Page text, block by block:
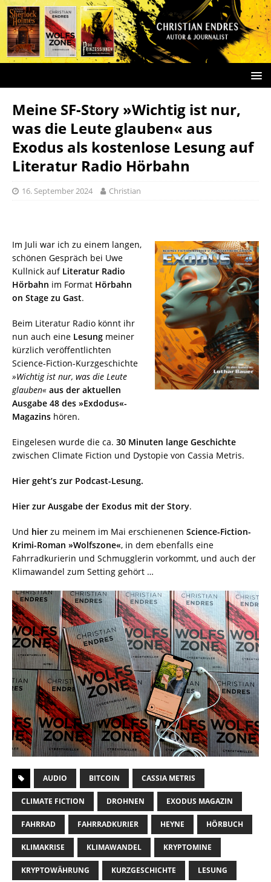
Meine SF-Story »Wichtig ist nur,
was die Leute glauben« aus
Exodus als kostenlose Lesung auf
Literatur Radio Hörbahn
16. September 2024 Christian
Im Juli war ich zu einem langen,
schönen Gespräch bei Uwe
Kullnick auf Literatur Radio
Hörbahn im Format Hörbahn
on Stage zu Gast.
Beim Literatur Radio könnt ihr
nun auch eine Lesung meiner
kürzlich veröffentlichten
Science-Fiction-Kurzgeschichte
»Wichtig ist nur, was die Leute
glauben« aus der aktuellen
Ausgabe 48 des »Exdodus«-
Magazins hören.
Eingelesen wurde die ca. 30 Minuten lange Geschichte
zwischen Climate Fiction und Dystopie von Cassia Metris.
Hier geht’s zur Podcast-Lesung.
Hier zur Ausgabe der Exodus mit der Story.
Und hier zu meinem im Mai erschienenen Science-Fiction-
Krimi-Roman »Wolfszone«, in dem ebenfalls eine
Fahrradkurierin und Schmugglerin vorkommt, und auch der
Klimawandel zum Setting gehört …
AUDIO BITCOIN CASSIA METRIS
CLIMATE FICTION DROHNEN EXODUS MAGAZIN
FAHRRAD FAHRRADKURIER HEYNE HÖRBUCH
KLIMAKRISE KLIMAWANDEL KRYPTOMINE
KRYPTOWÄHRUNG KURZGESCHICHTE LESUNG